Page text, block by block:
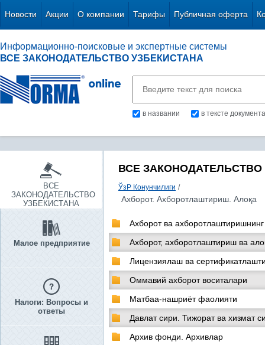
Новости Акции О компании Тарифы Публичная оферта
Информационно-поисковые и экспертные системы
ВСЕ ЗАКОНОДАТЕЛЬСТВО УЗБЕКИСТАНА
в названии в тексте документа
ВСЕ
ЗАКОНОДАТЕЛЬСТВО
УЗБЕКИСТАНА
Малое предприятие
Налоги: Вопросы и
ответы
ВСЕ ЗАКОНОДАТЕЛЬСТВО
ЎзР Конунчилиги /
Ахборот. Ахборотлаштириш. Алоқа
Ахборот ва
Ахборот, ахборотлаштириш ва
Лицензиялаш ва
Оммавий ахборот воситалари
Матбаа-нашриёт фаолияти
Давлат сири. Тижорат ва хизмат
Архив фонди. Архивлар